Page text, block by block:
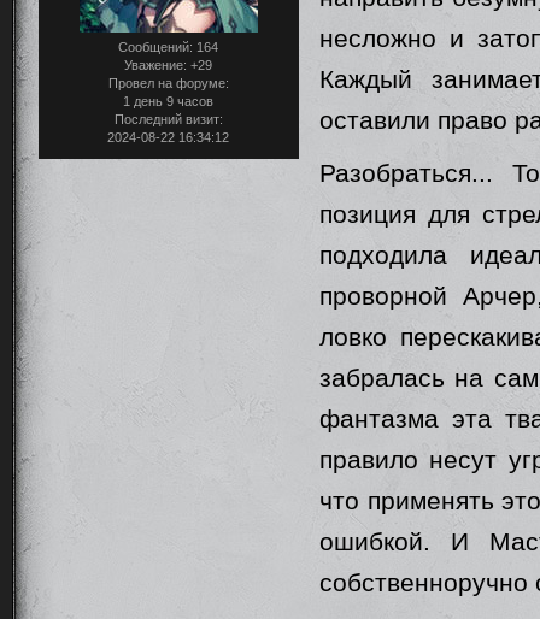
Сообщений: 164
Уважение: +29
Провел на форуме:
1 день 9 часов
Последний визит:
2024-08-22 16:34:12
несложно и
Каждый
оставили право
Разобраться...
позиция для
подходила
проворной
ловко
забралась на
фантазма эта
правило несут
что применять
ошибкой. И
собственноручно